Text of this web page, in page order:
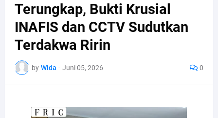
Terungkap, Bukti Krusial
INAFIS dan CCTV Sudutkan
Terdakwa Ririn
by Wida - Juni 05, 2026 0